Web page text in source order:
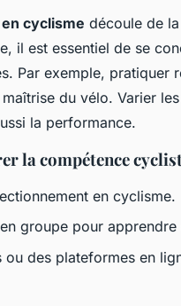
cyclisme découle de
il est essentiel de se
Par exemple, pratiquer
du vélo. Varier
la performance.
la compétence
en cyclisme.
groupe pour apprendre
des plateformes en